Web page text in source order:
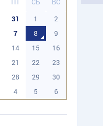
31 1
2
7 8
9
14 15
16
21 22
23
28 29
30
4 5 6